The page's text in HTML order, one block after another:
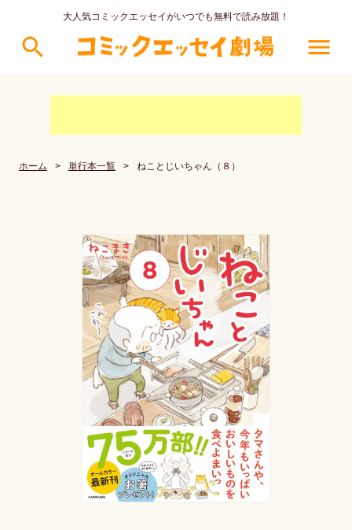
大人気コミックエッセイがいつでも無料で読み放題！
search menu
ホーム > 単行本一覧 > ねことじいちゃん（８）